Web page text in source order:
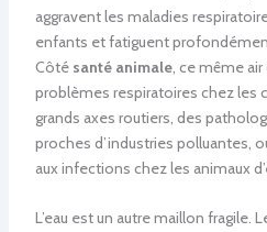
aggravent les maladies
enfants et fatiguent
Côté santé animale, ce même
problèmes respiratoires chez les
grands axes routiers, des
proches d’industries polluantes,
aux infections chez les animaux
L’eau est un autre maillon fragile.